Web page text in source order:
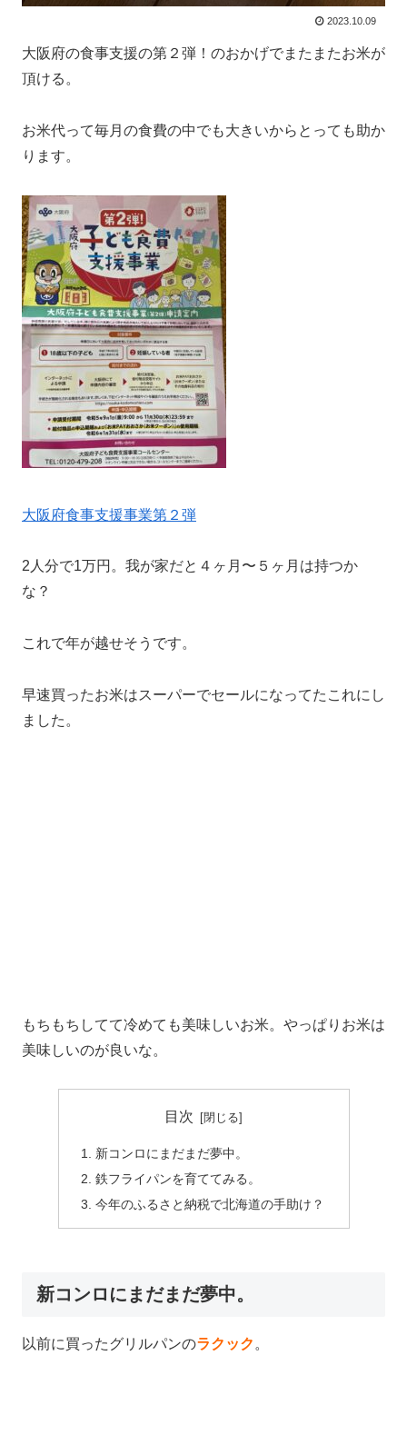
2023.10.09
大阪府の食事支援の第２弾！のおかげでまたまたお米が
頂ける。
お米代って毎月の食費の中でも大きいからとっても助か
ります。
大阪府食事支援事業第２弾
2人分で1万円。我が家だと４ヶ月〜５ヶ月は持つか
な？
これで年が越せそうです。
早速買ったお米はスーパーでセールになってたこれにし
ました。
もちもちしてて冷めても美味しいお米。やっぱりお米は
美味しいのが良いな。
目次
新コンロにまだまだ夢中。
鉄フライパンを育ててみる。
今年のふるさと納税で北海道の手助け？
新コンロにまだまだ夢中。
以前に買ったグリルパンのラクック。